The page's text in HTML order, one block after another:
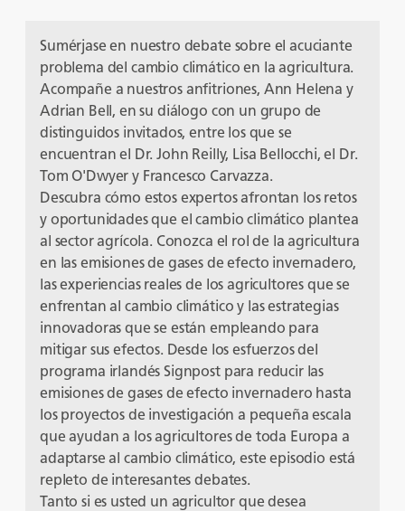
Sumérjase en nuestro debate sobre el acuciante
problema del cambio climático en la agricultura.
Acompañe a nuestros anfitriones, Ann Helena y
Adrian Bell, en su diálogo con un grupo de
distinguidos invitados, entre los que se
encuentran el Dr. John Reilly, Lisa Bellocchi, el Dr.
Tom O'Dwyer y Francesco Carvazza.
Descubra cómo estos expertos afrontan los retos
y oportunidades que el cambio climático plantea
al sector agrícola. Conozca el rol de la agricultura
en las emisiones de gases de efecto invernadero,
las experiencias reales de los agricultores que se
enfrentan al cambio climático y las estrategias
innovadoras que se están empleando para
mitigar sus efectos. Desde los esfuerzos del
programa irlandés Signpost para reducir las
emisiones de gases de efecto invernadero hasta
los proyectos de investigación a pequeña escala
que ayudan a los agricultores de toda Europa a
adaptarse al cambio climático, este episodio está
repleto de interesantes debates.
Tanto si es usted un agricultor que desea